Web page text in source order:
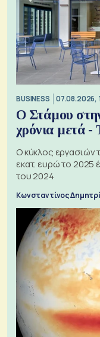
BUSINESS 07.08.2026,
Ο Στάμου
χρόνια μετά -
Ο κύκλος
εκατ. ευρώ το 2025
του 2024
Κωνσταντίνος